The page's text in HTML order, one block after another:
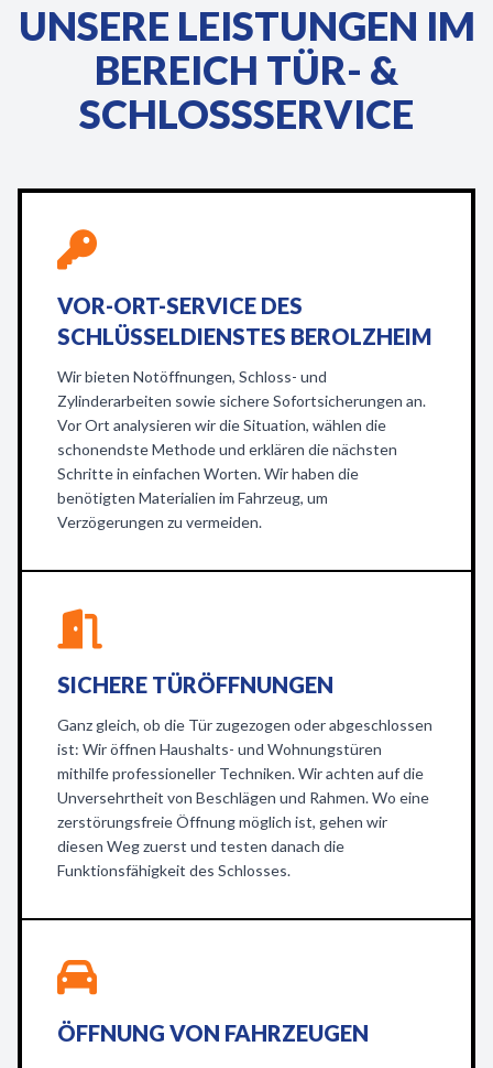
UNSERE LEISTUNGEN IM
BEREICH TÜR- &
SCHLOSSSERVICE
VOR-ORT-SERVICE DES
SCHLÜSSELDIENSTES BEROLZHEIM
Wir bieten Notöffnungen, Schloss- und
Zylinderarbeiten sowie sichere Sofortsicherungen an.
Vor Ort analysieren wir die Situation, wählen die
schonendste Methode und erklären die nächsten
Schritte in einfachen Worten. Wir haben die
benötigten Materialien im Fahrzeug, um
Verzögerungen zu vermeiden.
SICHERE TÜRÖFFNUNGEN
Ganz gleich, ob die Tür zugezogen oder abgeschlossen
ist: Wir öffnen Haushalts- und Wohnungstüren
mithilfe professioneller Techniken. Wir achten auf die
Unversehrtheit von Beschlägen und Rahmen. Wo eine
zerstörungsfreie Öffnung möglich ist, gehen wir
diesen Weg zuerst und testen danach die
Funktionsfähigkeit des Schlosses.
ÖFFNUNG VON FAHRZEUGEN